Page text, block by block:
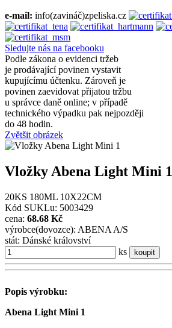
e-mail: info(zavináč)zpeliska.cz
Sledujte nás na facebooku
Podle zákona o evidenci tržeb
je prodávající povinen vystavit
kupujícímu účtenku. Zároveň je
povinen zaevidovat přijatou tržbu
u správce daně online; v případě
technického výpadku pak nejpozději
do 48 hodin.
Zvětšit obrázek
Vložky Abena Light Mini 1
20KS 180ML 10X22CM
Kód SUKLu: 5003429
cena: 68.68 Kč
výrobce(dovozce): ABENA A/S
stát: Dánské království
ks
koupit
Popis výrobku:
Abena Light Mini 1